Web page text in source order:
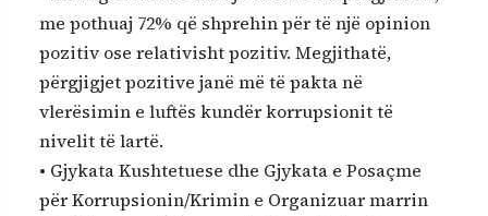
me pothuaj 72% që shprehin për të një opinion
pozitiv ose relativisht pozitiv. Megjithatë,
përgjigjet pozitive janë më të pakta në
vlerësimin e luftës kundër korrupsionit të
nivelit të lartë.
• Gjykata Kushtetuese dhe Gjykata e Posaçme
për Korrupsionin/Krimin e Organizuar marrin